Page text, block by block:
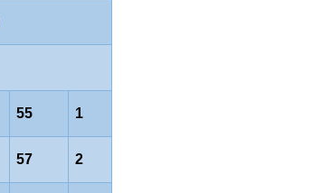
55 1
57 2